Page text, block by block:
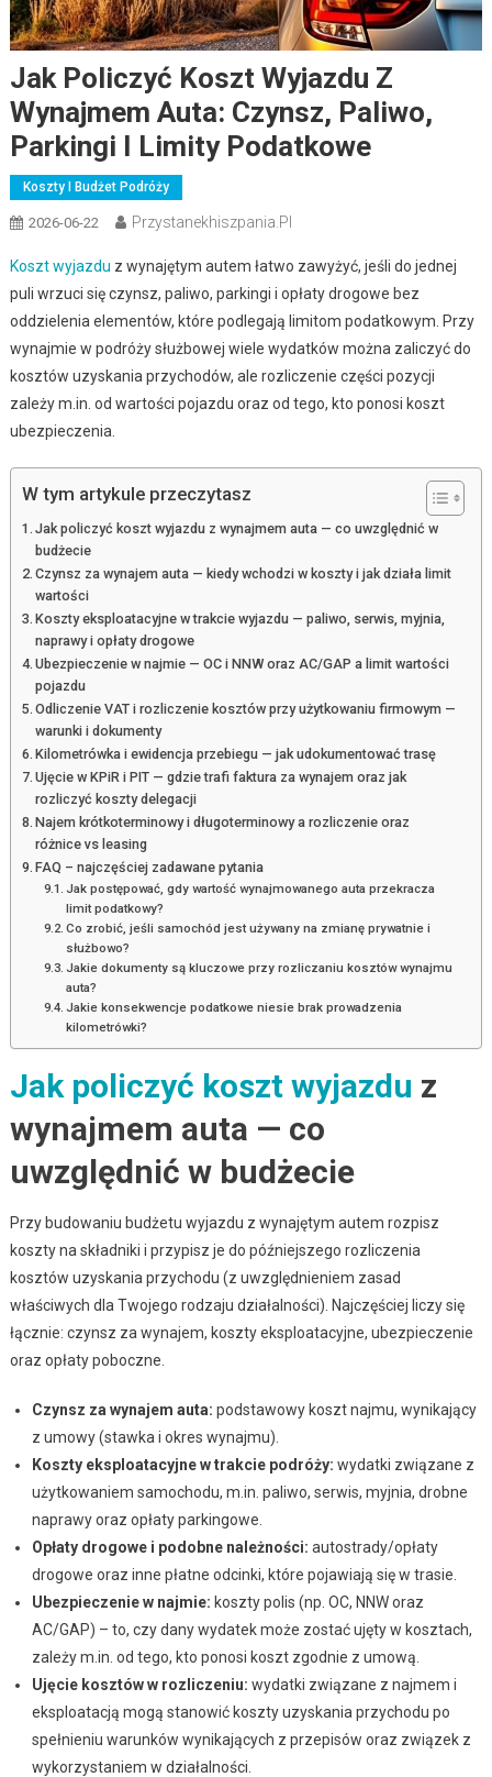
Jak Policzyć Koszt Wyjazdu Z
Wynajmem Auta: Czynsz, Paliwo,
Parkingi I Limity Podatkowe
Koszty I Budżet Podróży
2026-06-22 Przystanekhiszpania.pl
Koszt wyjazdu z wynajętym autem łatwo zawyżyć, jeśli do jednej
puli wrzuci się czynsz, paliwo, parkingi i opłaty drogowe bez
oddzielenia elementów, które podlegają limitom podatkowym. Przy
wynajmie w podróży służbowej wiele wydatków można zaliczyć do
kosztów uzyskania przychodów, ale rozliczenie części pozycji
zależy m.in. od wartości pojazdu oraz od tego, kto ponosi koszt
ubezpieczenia.
W tym artykule przeczytasz
Jak policzyć koszt wyjazdu z wynajmem auta — co uwzględnić w
budżecie
Czynsz za wynajem auta — kiedy wchodzi w koszty i jak działa limit
wartości
Koszty eksploatacyjne w trakcie wyjazdu — paliwo, serwis, myjnia,
naprawy i opłaty drogowe
Ubezpieczenie w najmie — OC i NNW oraz AC/GAP a limit wartości
pojazdu
Odliczenie VAT i rozliczenie kosztów przy użytkowaniu firmowym —
warunki i dokumenty
Kilometrówka i ewidencja przebiegu — jak udokumentować trasę
Ujęcie w KPiR i PIT — gdzie trafi faktura za wynajem oraz jak
rozliczyć koszty delegacji
Najem krótkoterminowy i długoterminowy a rozliczenie oraz
różnice vs leasing
FAQ – najczęściej zadawane pytania
Jak postępować, gdy wartość wynajmowanego auta przekracza
limit podatkowy?
Co zrobić, jeśli samochód jest używany na zmianę prywatnie i
służbowo?
Jakie dokumenty są kluczowe przy rozliczaniu kosztów wynajmu
auta?
Jakie konsekwencje podatkowe niesie brak prowadzenia
kilometrówki?
Jak policzyć koszt wyjazdu z
wynajmem auta — co
uwzględnić w budżecie
Przy budowaniu budżetu wyjazdu z wynajętym autem rozpisz
koszty na składniki i przypisz je do późniejszego rozliczenia
kosztów uzyskania przychodu (z uwzględnieniem zasad
właściwych dla Twojego rodzaju działalności). Najczęściej liczy się
łącznie: czynsz za wynajem, koszty eksploatacyjne, ubezpieczenie
oraz opłaty poboczne.
Czynsz za wynajem auta: podstawowy koszt najmu, wynikający
z umowy (stawka i okres wynajmu).
Koszty eksploatacyjne w trakcie podróży: wydatki związane z
użytkowaniem samochodu, m.in. paliwo, serwis, myjnia, drobne
naprawy oraz opłaty parkingowe.
Opłaty drogowe i podobne należności: autostrady/opłaty
drogowe oraz inne płatne odcinki, które pojawiają się w trasie.
Ubezpieczenie w najmie: koszty polis (np. OC, NNW oraz
AC/GAP) – to, czy dany wydatek może zostać ujęty w kosztach,
zależy m.in. od tego, kto ponosi koszt zgodnie z umową.
Ujęcie kosztów w rozliczeniu: wydatki związane z najmem i
eksploatacją mogą stanowić koszty uzyskania przychodu po
spełnieniu warunków wynikających z przepisów oraz związek z
wykorzystaniem w działalności.